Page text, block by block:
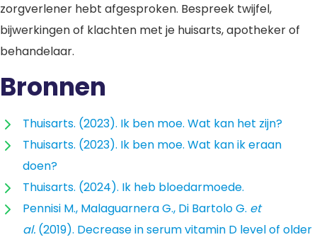
zorgverlener hebt afgesproken. Bespreek twijfel,
bijwerkingen of klachten met je huisarts, apotheker of
behandelaar.
Bronnen
Thuisarts. (2023). Ik ben moe. Wat kan het zijn?
Thuisarts. (2023). Ik ben moe. Wat kan ik eraan
doen?
Thuisarts. (2024). Ik heb bloedarmoede.
Pennisi M., Malaguarnera G., Di Bartolo G. et
al. (2019). Decrease in serum vitamin D level of older